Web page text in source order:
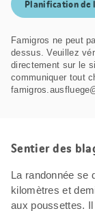
Planification de
Famigros ne peut
dessus. Veuillez
directement sur le
communiquer tout
Sentier des
La randonnée se
kilomètres et
aux poussettes.